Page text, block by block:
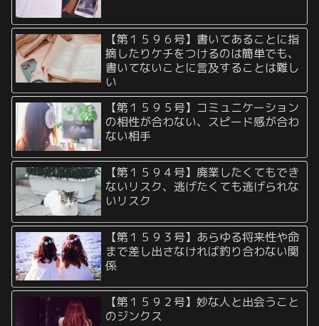
【第１５９６号】書いてあることに指
摘したりケチをつけるのは簡単でも、
書いてないことに言及することは難し
い
【第１５９５号】コミュニケーション
の相性が合わない、スピード感が合わ
ない相手
【第１５９４号】廃業したくてもでき
ないリスク、逃げたくても逃げられな
いリスク
【第１５９３号】あらゆる将来性や命
まで差し出さなければ釣り合わない関
係
【第１５９２号】妙な人と出会うこと
のジンクス